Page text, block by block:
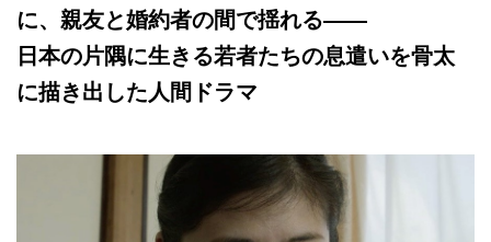
に、親友と婚約者の間で揺れる――
日本の片隅に生きる若者たちの息遣いを骨太
に描き出した人間ドラマ